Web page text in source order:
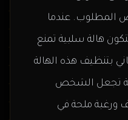
المطلوب. عندما
هالة سلبية تمنع
بتنظيف هذه الهالة
تجعل الشخص
ورغبة ملحة في